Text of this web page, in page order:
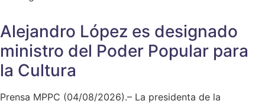
Alejandro López es designado
ministro del Poder Popular para
la Cultura
Prensa MPPC (04/08/2026).– La presidenta de la